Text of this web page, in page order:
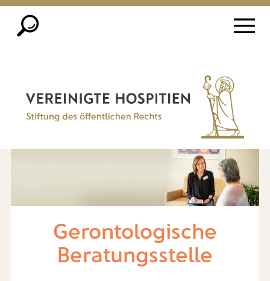
Gerontologische
Beratungsstelle